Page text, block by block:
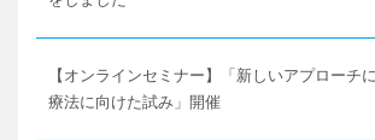
【オンラインセミナー】「新しいアプローチ
療法に向けた試み」開催